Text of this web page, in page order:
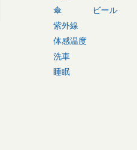
傘
紫外線
体感温度
洗車
睡眠
ビール